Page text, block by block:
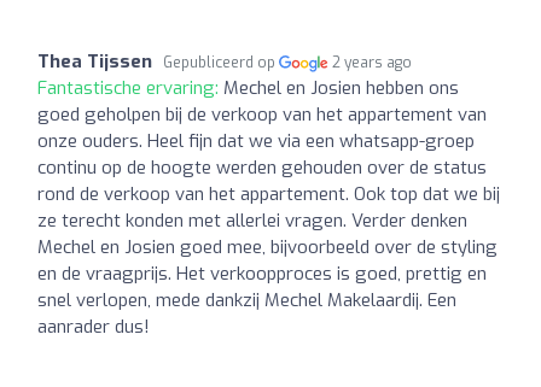
Thea Tijssen Gepubliceerd op 2 years ago
Fantastische ervaring: Mechel en Josien hebben ons
goed geholpen bij de verkoop van het appartement van
onze ouders. Heel fijn dat we via een whatsapp-groep
continu op de hoogte werden gehouden over de status
rond de verkoop van het appartement. Ook top dat we bij
ze terecht konden met allerlei vragen. Verder denken
Mechel en Josien goed mee, bijvoorbeeld over de styling
en de vraagprijs. Het verkoopproces is goed, prettig en
snel verlopen, mede dankzij Mechel Makelaardij. Een
aanrader dus!